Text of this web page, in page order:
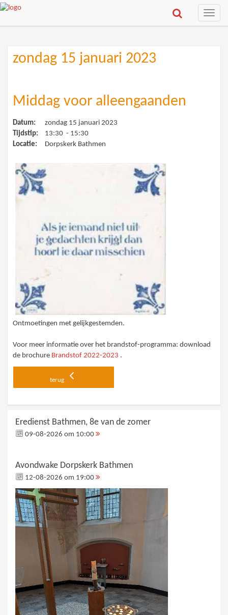
Toggle
zondag 15 januari 2023
Middag voor alleengaanden
Datum:
zondag 15 januari 2023
Tijdstip:
13:30 - 15:30
Locatie:
Dorpskerk Bathmen
Ontmoetingen met gelijkgestemden.
Voor meer informatie over het brandstof-programma: download
de brochure Brandstof 2022-2023 .
terug
Eredienst Bathmen, 8e van de zomer
09-08-2026 om 10:00
Avondwake Dorpskerk Bathmen
12-08-2026 om 19:00